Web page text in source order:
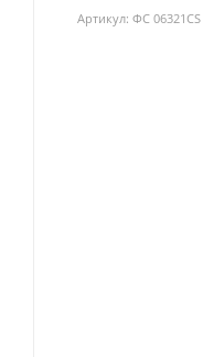
Артикул: ФС 06321CS